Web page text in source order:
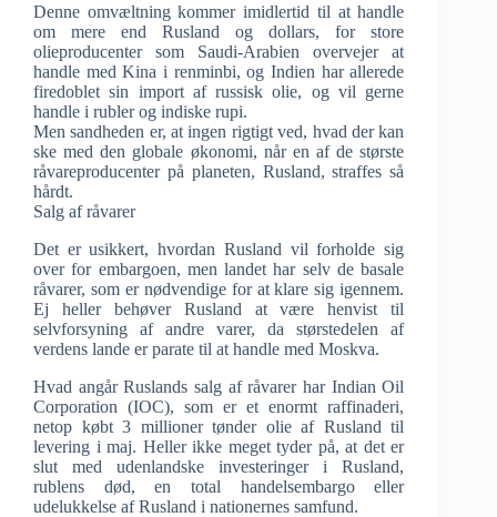
Denne omvæltning kommer imidlertid til at handle
om mere end Rusland og dollars, for store
olieproducenter som Saudi-Arabien overvejer at
handle med Kina i renminbi, og Indien har allerede
firedoblet sin import af russisk olie, og vil gerne
handle i rubler og indiske rupi.
Men sandheden er, at ingen rigtigt ved, hvad der kan
ske med den globale økonomi, når en af de største
råvareproducenter på planeten, Rusland, straffes så
hårdt.
Salg af råvarer
Det er usikkert, hvordan Rusland vil forholde sig
over for embargoen, men landet har selv de basale
råvarer, som er nødvendige for at klare sig igennem.
Ej heller behøver Rusland at være henvist til
selvforsyning af andre varer, da størstedelen af
verdens lande er parate til at handle med Moskva.
Hvad angår Ruslands salg af råvarer har Indian Oil
Corporation (IOC), som er et enormt raffinaderi,
netop købt 3 millioner tønder olie af Rusland til
levering i maj. Heller ikke meget tyder på, at det er
slut med udenlandske investeringer i Rusland,
rublens død, en total handelsembargo eller
udelukkelse af Rusland i nationernes samfund.